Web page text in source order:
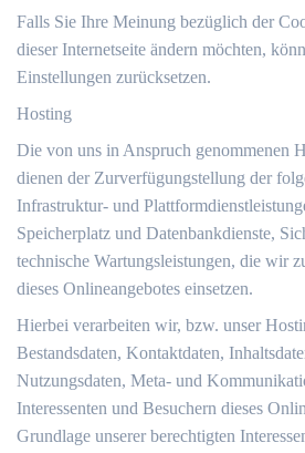
Falls Sie Ihre Meinung bezüglich der
dieser Internetseite ändern möchten,
Einstellungen zurücksetzen.
Hosting
Die von uns in Anspruch genommenen
dienen der Zurverfügungstellung der
Infrastruktur- und
Speicherplatz und Datenbankdienste,
technische Wartungsleistungen, die wir
dieses Onlineangebotes einsetzen.
Hierbei verarbeiten wir, bzw. unser
Bestandsdaten, Kontaktdaten,
Nutzungsdaten, Meta- und
Interessenten und Besuchern dieses
Grundlage unserer berechtigten